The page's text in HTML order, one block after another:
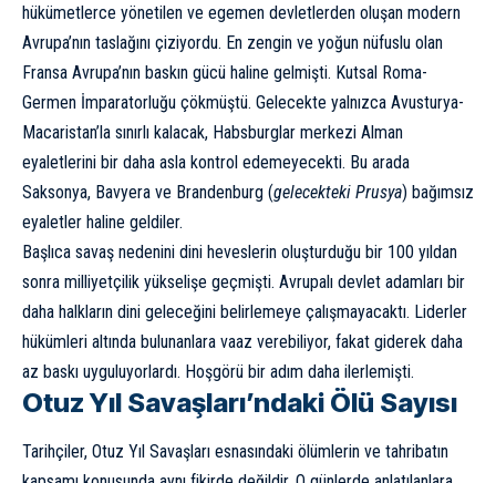
hükümetlerce yönetilen ve egemen devletlerden oluşan modern
Avrupa’nın taslağını çiziyordu. En zengin ve yoğun nüfuslu olan
Fransa Avrupa’nın baskın gücü haline gelmişti. Kutsal Roma-
Germen İmparatorluğu çökmüştü. Gelecekte yalnızca Avusturya-
Macaristan’la sınırlı kalacak, Habsburglar merkezi Alman
eyaletlerini bir daha asla kontrol edemeyecekti. Bu arada
Saksonya, Bavyera ve Brandenburg (gelecekteki Prusya) bağımsız
eyaletler haline geldiler.
Başlıca savaş nedenini dini heveslerin oluşturduğu bir 100 yıldan
sonra milliyetçilik yükselişe geçmişti. Avrupalı devlet adamları bir
daha halkların dini geleceğini belirlemeye çalışmayacaktı. Liderler
hükümleri altında bulunanlara vaaz verebiliyor, fakat giderek daha
az baskı uyguluyorlardı. Hoşgörü bir adım daha ilerlemişti.
Otuz Yıl Savaşları’ndaki Ölü Sayısı
Tarihçiler, Otuz Yıl Savaşları esnasındaki ölümlerin ve tahribatın